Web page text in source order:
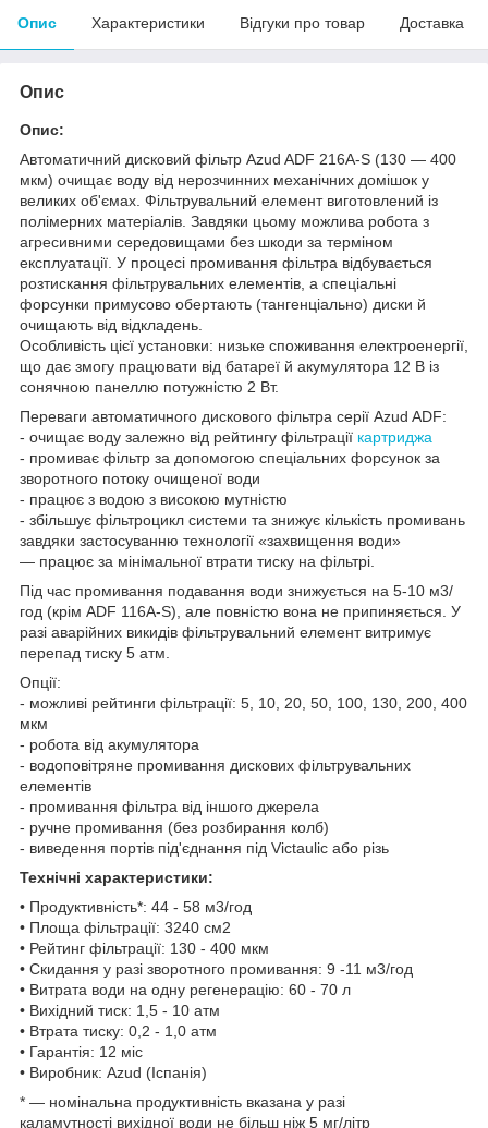
Опис Характеристики Відгуки про товар Доставка
Опис
Опис:
Автоматичний дисковий фільтр Azud ADF 216A-S (130 — 400
мкм) очищає воду від нерозчинних механічних домішок у
великих об'ємах. Фільтрувальний елемент виготовлений із
полімерних матеріалів. Завдяки цьому можлива робота з
агресивними середовищами без шкоди за терміном
експлуатації. У процесі промивання фільтра відбувається
розтискання фільтрувальних елементів, а спеціальні
форсунки примусово обертають (тангенціально) диски й
очищають від відкладень.
Особливість цієї установки: низьке споживання електроенергії,
що дає змогу працювати від батареї й акумулятора 12 В із
сонячною панеллю потужністю 2 Вт.
Переваги автоматичного дискового фільтра серії Azud ADF:
- очищає воду залежно від рейтингу фільтрації картриджа
- промиває фільтр за допомогою спеціальних форсунок за
зворотного потоку очищеної води
- працює з водою з високою мутністю
- збільшує фільтроцикл системи та знижує кількість промивань
завдяки застосуванню технології «захвищення води»
— працює за мінімальної втрати тиску на фільтрі.
Під час промивання подавання води знижується на 5-10 м3/
год (крім ADF 116A-S), але повністю вона не припиняється. У
разі аварійних викидів фільтрувальний елемент витримує
перепад тиску 5 атм.
Опції:
- можливі рейтинги фільтрації: 5, 10, 20, 50, 100, 130, 200, 400
мкм
- робота від акумулятора
- водоповітряне промивання дискових фільтрувальних
елементів
- промивання фільтра від іншого джерела
- ручне промивання (без розбирання колб)
- виведення портів під'єднання під Victaulic або різь
Технічні характеристики:
• Продуктивність*: 44 - 58 м3/год
• Площа фільтрації: 3240 см2
• Рейтинг фільтрації: 130 - 400 мкм
• Скидання у разі зворотного промивання: 9 -11 м3/год
• Витрата води на одну регенерацію: 60 - 70 л
• Вихідний тиск: 1,5 - 10 атм
• Втрата тиску: 0,2 - 1,0 атм
• Гарантія: 12 міс
• Виробник: Azud (Іспанія)
* — номінальна продуктивність вказана у разі
каламутності вихідної води не більш ніж 5 мг/літр